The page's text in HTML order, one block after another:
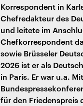
Korrespondent in
Chefredakteur des
und leitete im
Chefkorrespondent
sowie Brüsseler
2026 ist er als
in Paris. Er war u.a.
für den Friedenspreis